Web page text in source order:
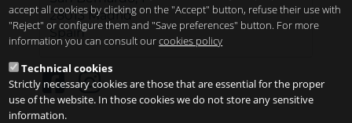
28013 Madrid
Spain
accept all cookies by clicking on the "Accept" button, refuse their use with
"Reject" or configure them and "Save preferences" button. For more
information you can consult ourcookies policy
Technical cookies
Strictly necessary cookies are those that are essential for the proper
use of the website. In those cookies we do not store any sensitive
information.